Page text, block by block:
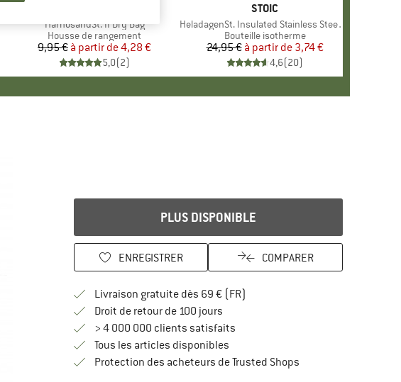
Article
HarnosandSt. II Dry Bag
Product group
Housse de rangement
Prix
9,95 € Prix réduit
à partir de4,28 €
5,0(2)
MARQUE
STOIC
Article
HeladagenSt. Insulated Stainless Steel Bottle 500
Product group
Bouteille isotherme
Prix
24,95 € Prix réduit
à partir de 3,74 €
4,6(20)
PLUS DISPONIBLE
ENREGISTRER COMPARER
Livraison gratuite dès 69 € (FR)
Droit de retour de 100 joursTrouve les informations de
> 4 000 000 clients satisfaits
Tous les articles disponibles
Protection des acheteurs de Trusted ShopsTrouve toutes les